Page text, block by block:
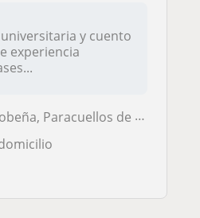
y cuento
experiencia
de Jarama, San Sebastián de los Reyes